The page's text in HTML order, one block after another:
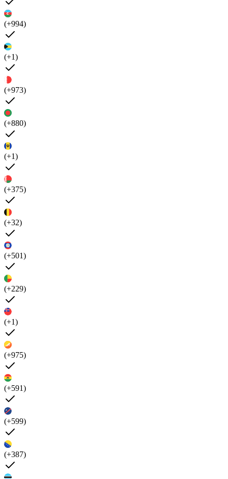
(+994)
(+1)
(+973)
(+880)
(+1)
(+375)
(+32)
(+501)
(+229)
(+1)
(+975)
(+591)
(+599)
(+387)